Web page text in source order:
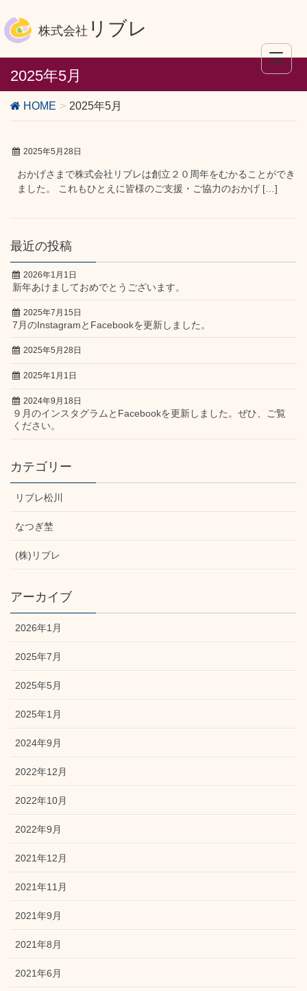
株式会社 リブレ
2025年5月
HOME 2025年5月
2025年5月28日
おかげさまで株式会社リブレは創立２０周年をむかることができ
ました。 これもひとえに皆様のご支援・ご協力のおかげ […]
最近の投稿
2026年1月1日
新年あけましておめでとうございます。
2025年7月15日
7月のInstagramとFacebookを更新しました。
2025年5月28日
2025年1月1日
2024年9月18日
９月のインスタグラムとFacebookを更新しました。ぜひ、ご覧
ください。
カテゴリー
リブレ松川
なつぎ埜
(株)リブレ
アーカイブ
2026年1月
2025年7月
2025年5月
2025年1月
2024年9月
2022年12月
2022年10月
2022年9月
2021年12月
2021年11月
2021年9月
2021年8月
2021年6月